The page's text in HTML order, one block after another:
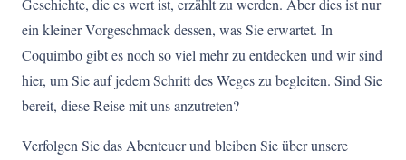
Geschichte, die es wert ist, erzählt zu werden. Aber dies ist nur
ein kleiner Vorgeschmack dessen, was Sie erwartet. In
Coquimbo gibt es noch so viel mehr zu entdecken und wir sind
hier, um Sie auf jedem Schritt des Weges zu begleiten. Sind Sie
bereit, diese Reise mit uns anzutreten?
Verfolgen Sie das Abenteuer und bleiben Sie über unsere